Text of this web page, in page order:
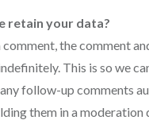
retain your data?
comment, the comment
This is so we
follow-up comments
them in a moderation